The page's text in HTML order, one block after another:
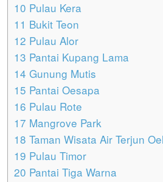
10 Pulau Kera
11 Bukit Teon
12 Pulau Alor
13 Pantai Kupang Lama
14 Gunung Mutis
15 Pantai Oesapa
16 Pulau Rote
17 Mangrove Park
18 Taman Wisata Air Terjun
19 Pulau Timor
20 Pantai Tiga Warna